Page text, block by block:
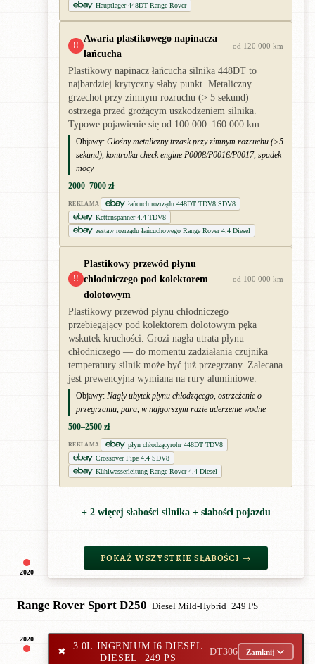
2020
Hauptlager 448DT Range Rover
!!
Awaria plastikowego napinacza
łańcucha
od 120 000 km
Plastikowy napinacz łańcucha silnika 448DT to
najbardziej krytyczny słaby punkt. Metaliczny
grzechot przy zimnym rozruchu (> 5 sekund)
ostrzega przed grożącym uszkodzeniem silnika.
Typowe pojawienie się od 100 000–160 000 km.
Objawy: Głośny metaliczny trzask przy zimnym rozruchu (>5
sekund), kontrolka check engine P0008/P0016/P0017, spadek
mocy
2000–7000 zł
REKLAMA
łańcuch rozrządu 448DT TDV8 SDV8
Kettenspanner 4.4 TDV8
zestaw rozrządu łańcuchowego Range Rover 4.4 Diesel
!!
Plastikowy przewód płynu
chłodniczego pod kolektorem
dolotowym
od 100 000 km
Plastikowy przewód płynu chłodniczego
przebiegający pod kolektorem dolotowym pęka
wskutek kruchości. Grozi nagła utrata płynu
chłodniczego — do momentu zadziałania czujnika
temperatury silnik może być już przegrzany. Zalecana
jest prewencyjna wymiana na rury aluminiowe.
Objawy: Nagły ubytek płynu chłodzącego, ostrzeżenie o
przegrzaniu, para, w najgorszym razie uderzenie wodne
500–2500 zł
REKLAMA
płyn chłodzącyrohr 448DT TDV8
Crossover Pipe 4.4 SDV8
Kühlwasserleitung Range Rover 4.4 Diesel
+ 2 więcej słabości silnika + słabości pojazdu
POKAŻ WSZYSTKIE SŁABOŚCI →
Range Rover Sport D250· Diesel Mild-Hybrid· 249 PS
2020
✖
3.0L INGENIUM I6 DIESEL
DIESEL· 249 PS
DT306 Zamknij